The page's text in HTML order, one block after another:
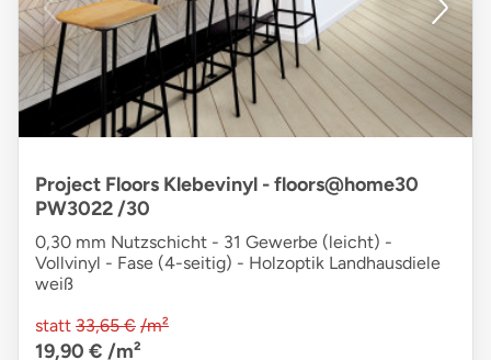
Project Floors Klebevinyl - floors@home30
PW3022 /30
0,30 mm Nutzschicht - 31 Gewerbe (leicht) -
Vollvinyl - Fase (4-seitig) - Holzoptik Landhausdiele
weiß
statt 33,65 € /m²
19,90 € /m²